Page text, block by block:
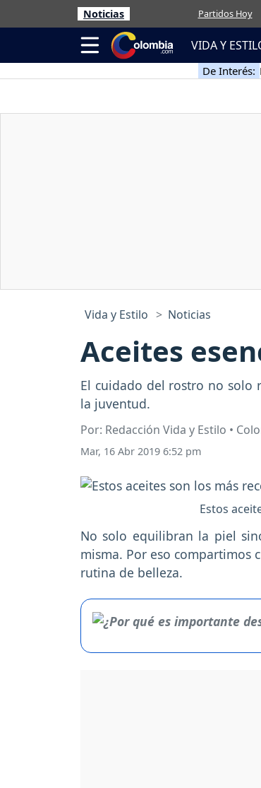
Noticias Partidos Hoy
VIDA Y
De Interés:
Vida y Estilo Noticias
Aceites
El cuidado del rostro no solo
la juventud.
Por: Redacción Vida y Estilo •
Mar, 16 Abr 2019 6:52 pm
Estos
No solo equilibran la piel
misma. Por eso compartimos
rutina de belleza.